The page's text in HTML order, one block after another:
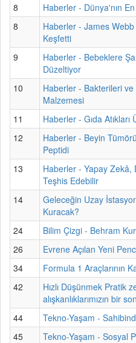
8
Haberler - Dünya'nın En
8
Haberler - James
Keşfetti
9
Haberler - Bebeklere
Düzeltiyor
10
Haberler - Bakterileri
Malzemesi
11
Haberler - Gıda
12
Haberler - Beyin
Peptidi
13
Haberler - Yapay Zekâ,
Teşhis Edebilir
14
Geleceğin Uzay
Kuracak?
24
Bilim Çizgi - Behram
26
Evrene Açılan Yeni
34
Formula 1 Araçlarının
42
Hızlı Düşünmek Pratik
alışkanlıklarımızın bir
44
Tekno-Yaşam -
45
Tekno-Yaşam - Sosyal